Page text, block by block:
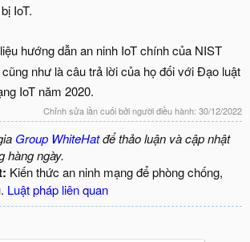
IoT.
hướng dẫn an ninh IoT chính của NIST
như là câu trả lời của họ đối với Đạo luật
IoT năm 2020.
Chỉnh sửa lần cuối bởi người điều hành: 30/12/2022
Group WhiteHatđể thảo luận và cập nhật
hàng ngày.
Kiến thức an ninh mạng để phòng chống,
Luật pháp liên quan